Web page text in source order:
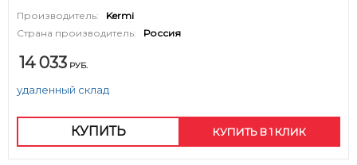
Производитель:
Kermi
Страна производитель:
Россия
14 033 РУБ.
удаленный склад
КУПИТЬ КУПИТЬ В 1 КЛИК